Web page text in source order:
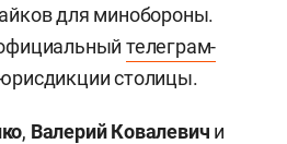
для минобороны.
телеграм-
столицы.
, Валерий Ковалевич и